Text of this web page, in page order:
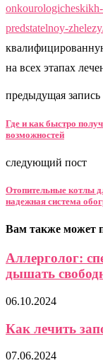
predstatelnoy-
на всех этапах
предыдущая запись
Где и как быстро
возможностей
следующий пост
Отопительные котлы
надежная система
Вам также может
Аллерголог:
дышать
06.10.2024
Как лечить
07.06.2024